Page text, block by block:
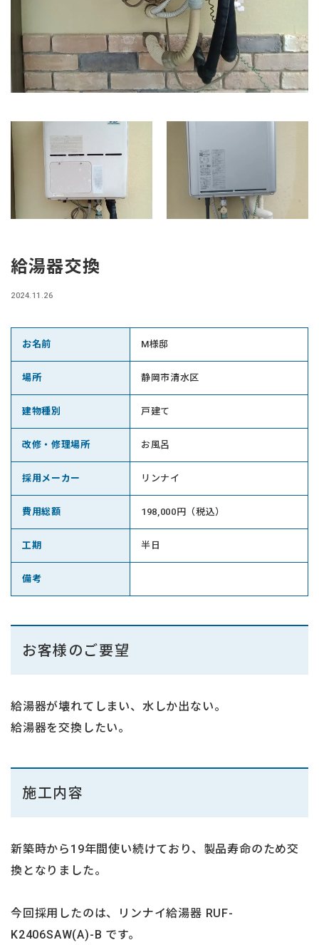
給湯器交換
2024.11.26
お名前 M様邸
場所 静岡市清水区
建物種別 戸建て
改修・修理場所 お風呂
採用メーカー リンナイ
費用総額 198,000円（税込）
工期 半日
備考
お客様のご要望
給湯器が壊れてしまい、水しか出ない。
給湯器を交換したい。
施工内容
新築時から19年間使い続けており、製品寿命のため交
換となりました。
今回採用したのは、リンナイ給湯器 RUF-
K2406SAW(A)-B です。